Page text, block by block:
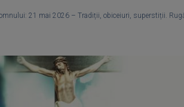
21 mai 2026 – Tradiții, obiceiuri, superstiții.